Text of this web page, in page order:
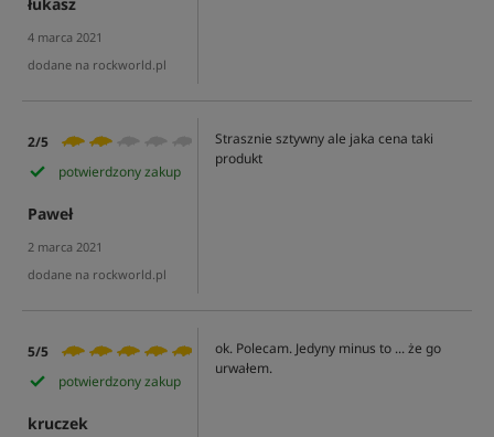
4 marca 2021
dodane na rockworld.pl
2/5
potwierdzony zakup
Paweł
2 marca 2021
dodane na rockworld.pl
Strasznie sztywny ale jaka cena taki
produkt
5/5
potwierdzony zakup
kruczek
ok. Polecam. Jedyny minus to ... że go
urwałem.